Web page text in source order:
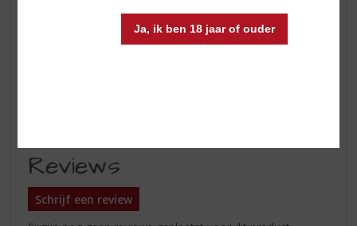
Ja, ik ben 18 jaar of ouder
Campbeltown
70 CL
Reviews
Schrijf een review